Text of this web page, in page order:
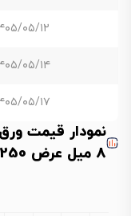
۱۴۰۵/۰۵/
۱۴۰۵/۰۵/
۱۴۰۵/۰۵/
8 میل عرض 1250